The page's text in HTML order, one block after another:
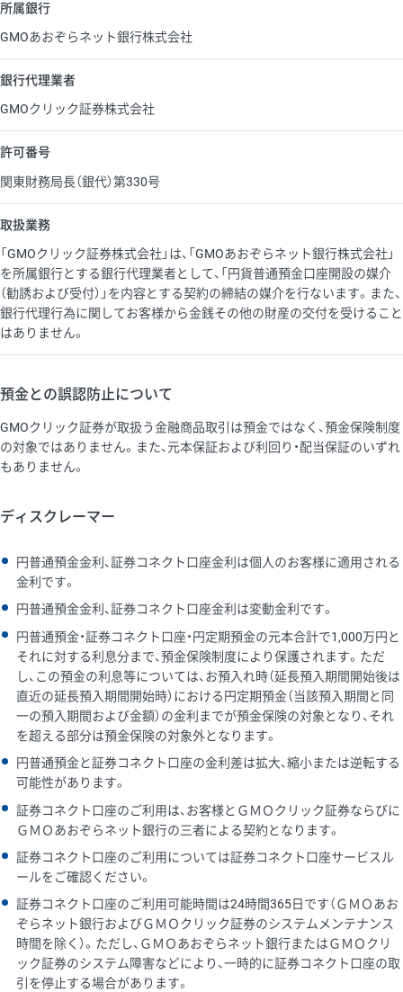
所属銀行
GMOあおぞらネット銀行株式会社
銀行代理業者
GMOクリック証券株式会社
許可番号
関東財務局長（銀代）第330号
取扱業務
「GMOクリック証券株式会社」は、「GMOあおぞらネット銀行株式会社」
を所属銀行とする銀行代理業者として、「円貨普通預金口座開設の媒介
（勧誘および受付）」を内容とする契約の締結の媒介を行ないます。また、
銀行代理行為に関してお客様から金銭その他の財産の交付を受けること
はありません。
預金との誤認防止について
GMOクリック証券が取扱う金融商品取引は預金ではなく、預金保険制度
の対象ではありません。また、元本保証および利回り・配当保証のいずれ
もありません。
ディスクレーマー
円普通預金金利、証券コネクト口座金利は個人のお客様に適用される
金利です。
円普通預金金利、証券コネクト口座金利は変動金利です。
円普通預金・証券コネクト口座・円定期預金の元本合計で1,000万円と
それに対する利息分まで、預金保険制度により保護されます。ただ
し、この預金の利息等については、お預入れ時（延長預入期間開始後は
直近の延長預入期間開始時）における円定期預金（当該預入期間と同
一の預入期間および金額）の金利までが預金保険の対象となり、それ
を超える部分は預金保険の対象外となります。
円普通預金と証券コネクト口座の金利差は拡大、縮小または逆転する
可能性があります。
証券コネクト口座のご利用は、お客様とＧＭＯクリック証券ならびに
ＧＭＯあおぞらネット銀行の三者による契約となります。
証券コネクト口座のご利用については証券コネクト口座サービスル
ールをご確認ください。
証券コネクト口座のご利用可能時間は24時間365日です（ＧＭＯあお
ぞらネット銀行およびＧＭＯクリック証券のシステムメンテナンス
時間を除く）。ただし、ＧＭＯあおぞらネット銀行またはＧＭＯクリ
ック証券のシステム障害などにより、一時的に証券コネクト口座の取
引を停止する場合があります。